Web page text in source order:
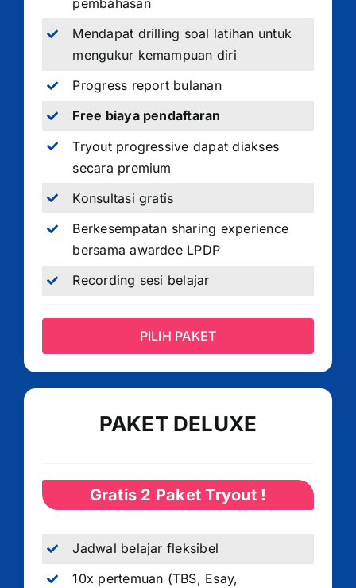
Mendapat drilling soal latihan untuk
mengukur kemampuan diri
Progress report bulanan
Free biaya pendaftaran
Tryout progressive dapat diakses
secara premium
Konsultasi gratis
Berkesempatan sharing experience
bersama awardee LPDP
Recording sesi belajar
PILIH PAKET
PAKET DELUXE
Gratis 2 Paket Tryout !
Jadwal belajar fleksibel
10x pertemuan (TBS, Esay,